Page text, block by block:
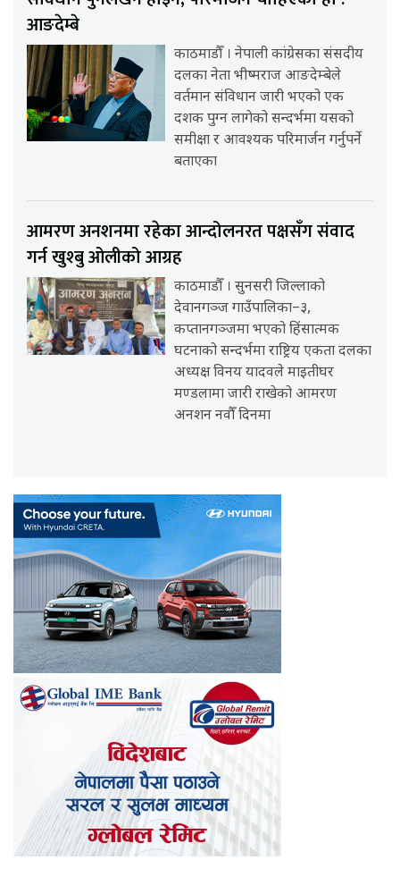
आङदेम्बे
काठमाडौँ । नेपाली कांग्रेसका संसदीय
दलका नेता भीष्मराज आङदेम्बेले
वर्तमान संविधान जारी भएको एक
दशक पुग्न लागेको सन्दर्भमा यसको
समीक्षा र आवश्यक परिमार्जन गर्नुपर्ने
बताएका
आमरण अनशनमा रहेका आन्दोलनरत पक्षसँग संवाद
गर्न खुश्बु ओलीको आग्रह
काठमाडौँ । सुनसरी जिल्लाको
देवानगञ्ज गाउँपालिका–३,
कप्तानगञ्जमा भएको हिंसात्मक
घटनाको सन्दर्भमा राष्ट्रिय एकता दलका
अध्यक्ष विनय यादवले माइतीघर
मण्डलामा जारी राखेको आमरण
अनशन नवौँ दिनमा